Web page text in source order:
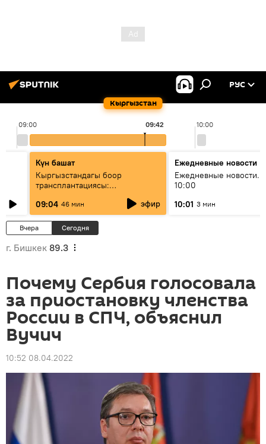
Кыргызстан
РУС
09:00 10:00
09:42
Күн башат
Кыргызстандагы боор
трансплантациясы:
жетишкендиктер жана өнүгүү
келечеги
09:04 46 мин эфир
Ежедневные новости
Ежедневные новости.
10:00
10:01 3 мин
Вчера Сегодня
г. Бишкек 89.3
Почему Сербия голосовала
за приостановку членства
России в СПЧ, объяснил
Вучич
10:52 08.04.2022